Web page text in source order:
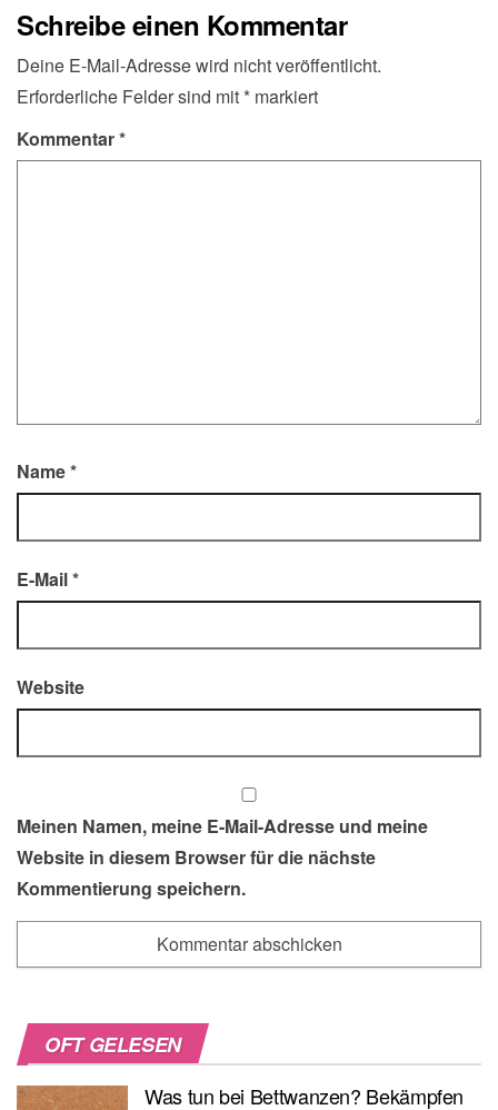
Schreibe einen Kommentar
Deine E-Mail-Adresse wird nicht veröffentlicht.
Erforderliche Felder sind mit * markiert
Kommentar*
Name*
E-Mail*
Website
Meinen Namen, meine E-Mail-Adresse und meine
Website in diesem Browser für die nächste
Kommentierung speichern.
OFT GELESEN
Was tun bei Bettwanzen? Bekämpfen